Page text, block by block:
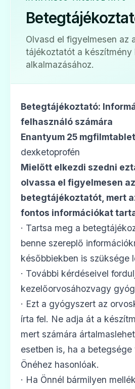
🩹
Ketodex forte 50 mg/2 ml
vagy koncentrátum
Olvasd el figyelmesen az
tájékoztatót a készítmény
alkalmazásához.
Betegtájékoztató:
felhasználó számára
Enantyum 25
dexketoprofén
Mielőtt elkezdi szedni
olvassa el figyelmesen
betegtájékoztatót, mert
fontos információkat
· Tartsa meg a
benne szereplő
későbbiekben is szüksége
· További kérdéseivel
kezelőorvosáhozvagy
· Ezt a gyógyszert az
írta fel. Ne adja át a
mert számára
esetben is, ha a betegsége
Önéhez hasonlóak.
· Ha Önnél bármilyen